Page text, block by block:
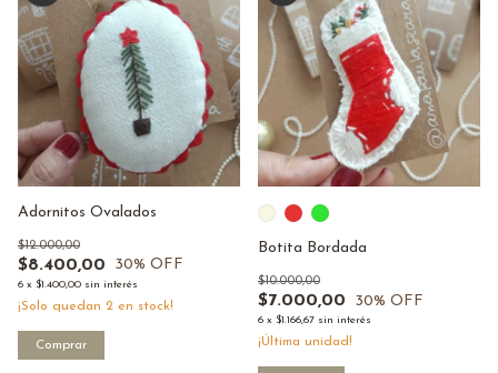
Adornitos Ovalados
$8.400,00
$12.000,00
30% OFF
6 x $1.400,00 sin interés
¡Solo quedan 2 en stock!
Comprar
Botita Bordada
$7.000,00
$10.000,00
30% OFF
6 x $1.166,67 sin interés
¡Última unidad!